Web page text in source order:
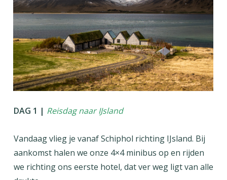
DAG 1 | Reisdag naar IJsland
Vandaag vlieg je vanaf Schiphol richting IJsland. Bij
aankomst halen we onze 4×4 minibus op en rijden
we richting ons eerste hotel, dat ver weg ligt van alle